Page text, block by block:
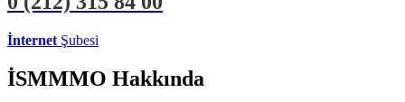
İnternet Şubesi
İSMMMO Hakkında